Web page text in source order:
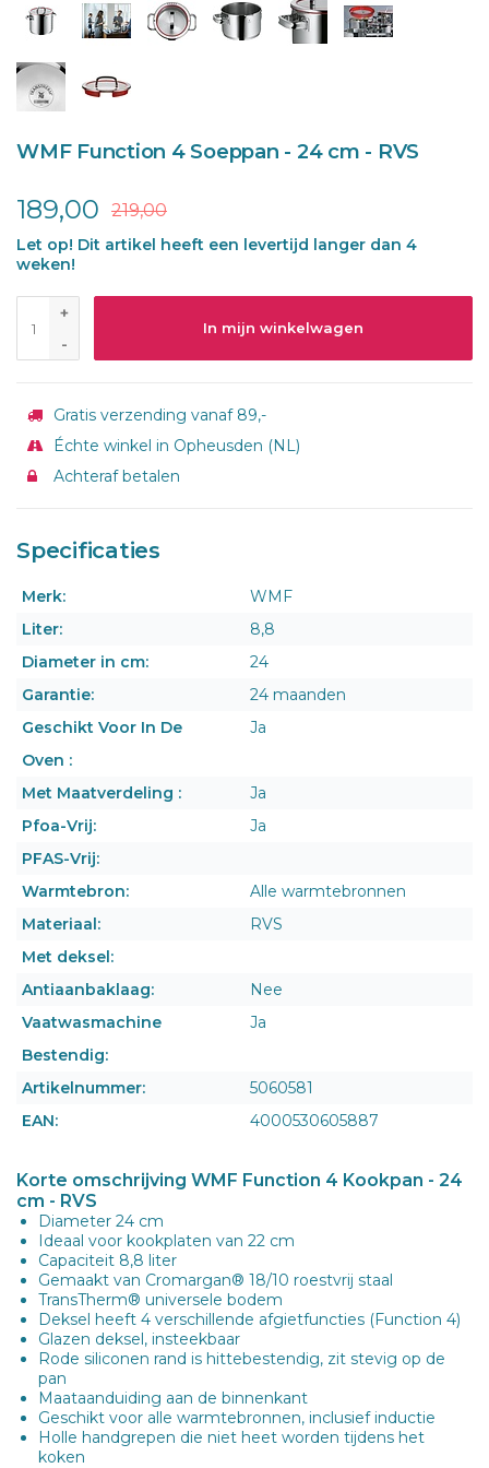
WMF Function 4 Soeppan - 24 cm - RVS
189,00 219,00
Let op! Dit artikel heeft een levertijd langer dan 4
weken!
+
-
In mijn winkelwagen
Gratis verzending vanaf 89,-
Échte winkel in Opheusden (NL)
Achteraf betalen
Specificaties
Merk:
WMF
Liter:
8,8
Diameter in cm:
24
Garantie:
24 maanden
Geschikt Voor In De
Oven :
Ja
Met Maatverdeling :
Ja
Pfoa-Vrij:
Ja
PFAS-Vrij:
Warmtebron:
Alle warmtebronnen
Materiaal:
RVS
Met deksel:
Antiaanbaklaag:
Nee
Vaatwasmachine
Bestendig:
Ja
Artikelnummer:
5060581
EAN:
4000530605887
Korte omschrijving WMF Function 4 Kookpan - 24
cm - RVS
Diameter 24 cm
Ideaal voor kookplaten van 22 cm
Capaciteit 8,8 liter
Gemaakt van Cromargan® 18/10 roestvrij staal
TransTherm® universele bodem
Deksel heeft 4 verschillende afgietfuncties (Function 4)
Glazen deksel, insteekbaar
Rode siliconen rand is hittebestendig, zit stevig op de
pan
Maataanduiding aan de binnenkant
Geschikt voor alle warmtebronnen, inclusief inductie
Holle handgrepen die niet heet worden tijdens het
koken